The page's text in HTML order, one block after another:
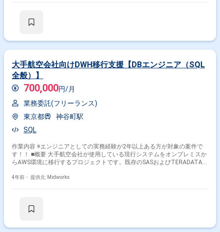
大手航空会社向けDWH移行支援【DBエンジニア（SQL
全般）】
700,000円/月
業務委託(フリーランス)
東京都
神谷町駅
SQL
作業内容 ※エンジニアとしての実務経験が2年以上ある方が対象の案件で
す！！ ■概要 大手航空会社が使用している現行システムをオンプレミスか
らAWS環境に移行するプロジェクトです。既存のSASおよびTERADATAで
の立案や技術検証を担当します。移行に伴うアプリケーション改修やバー
ョン改修方式の検討 ・SASのバージョンアップに関する修正方針の策定 ・
4年前・ 提供元: Midworks
その他の条件で検索する
その他開発言語・スキルから探す
AWS
PHP Spring C# HTML
その他の職種から探す
サーバーサイドエンジニア
データベースエンジニア
インフラエンジニア